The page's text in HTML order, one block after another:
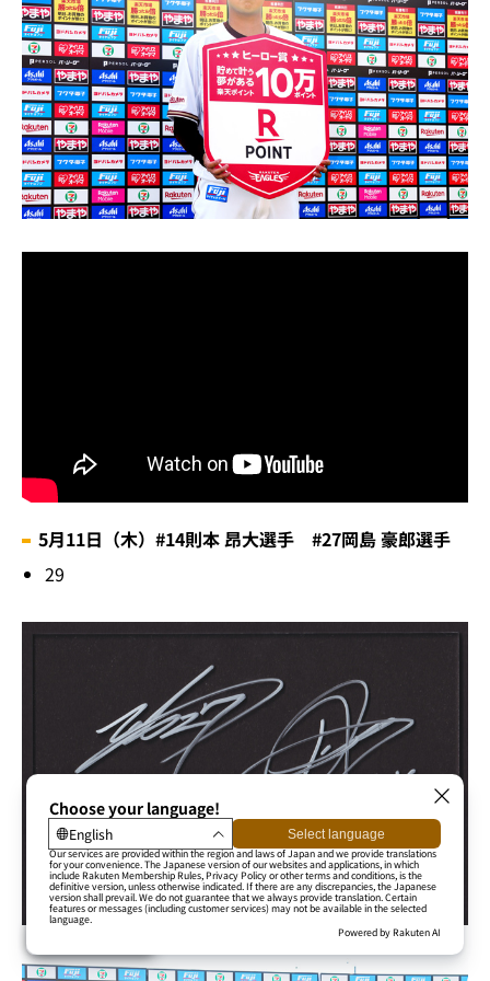
5月11日（木）#14則本 昂大選手 #27岡島 豪郎選手
29